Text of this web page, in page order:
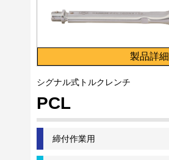
製品詳細
シグナル式トルクレンチ
PCL
締付作業用